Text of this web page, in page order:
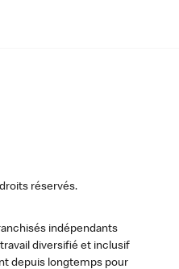
réservés.
indépendants
diversifié et inclusif
depuis longtemps pour